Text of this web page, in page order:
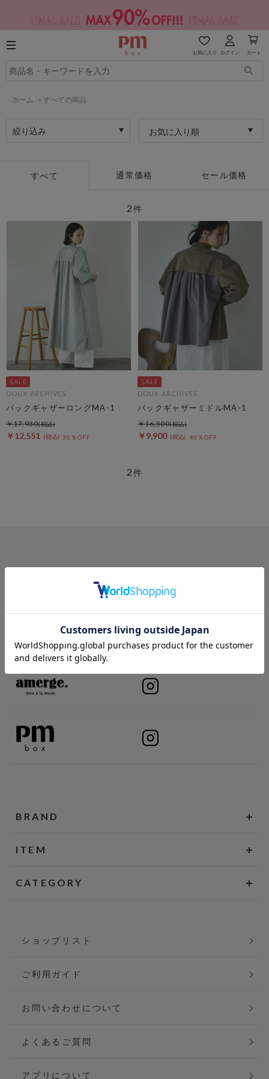
お気に入り ログイン カート
ホーム > すべての商品
絞り込み お気に入り順
すべて 通常価格 セール価格
2件
DOUX ARCHIVES
バックギャザーロングMA-1
￥12,551 30％OFF
￥17,930
DOUX ARCHIVES
バックギャザーミドルMA-1
￥9,900 40％OFF
￥16,500
2件
BRAND
ITEM
CATEGORY
ショップリスト
ご利用ガイド
お問い合わせについて
よくあるご質問
アプリについて